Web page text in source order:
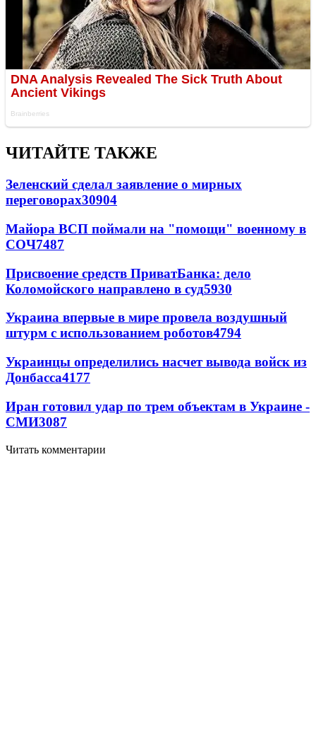
ЧИТАЙТЕ ТАКЖЕ
Зеленский сделал заявление о мирных
переговорах30904
Майора ВСП поймали на "помощи" военному в
СОЧ7487
Присвоение средств ПриватБанка: дело
Коломойского направлено в суд5930
Украина впервые в мире провела воздушный
штурм с использованием роботов4794
Украинцы определились насчет вывода войск из
Донбасса4177
Иран готовил удар по трем объектам в Украине -
СМИ3087
Читать комментарии